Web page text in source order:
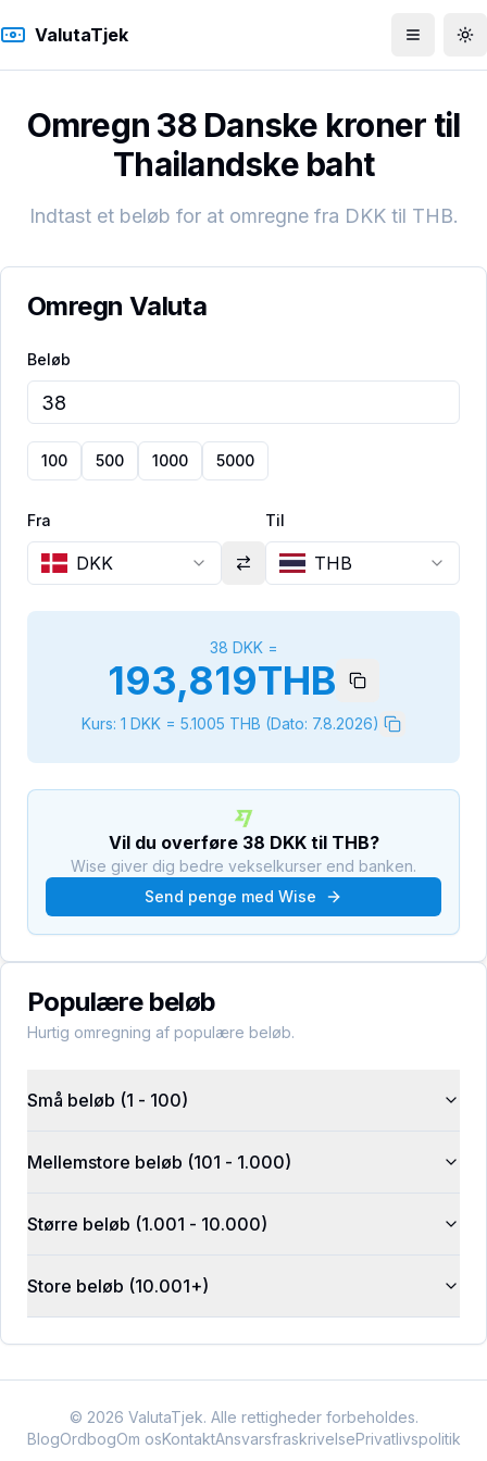
ValutaTjek Åbn menu
Omregn 38 Danske kroner til
Thailandske baht
Indtast et beløb for at omregne fra DKKtil THB.
Omregn Valuta
Beløb
100 500 1000 5000
Fra
DKK
Til
THB
38 DKK=
193,819THB
Kurs: 1 DKK = 5.1005 THB (Dato: 7.8.2026)
Vil du overføre 38 DKKtil THB?
Wise giver dig bedre vekselkurser end banken.
Send penge med Wise
Populære beløb
Hurtig omregning af populære beløb.
Små beløb (1 - 100)
Mellemstore beløb (101 - 1.000)
Større beløb (1.001 - 10.000)
Store beløb (10.001+)
© 2026 ValutaTjek. Alle rettigheder forbeholdes.
BlogOrdbogOm osKontaktAnsvarsfraskrivelsePrivatlivspolitik